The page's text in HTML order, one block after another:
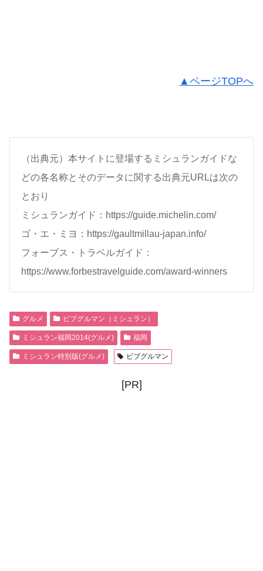
▲ページTOPへ
（出典元）本サイトに登場するミシュランガイドな
どの各名称とそのデータに関する出典元URLは次の
とおり
ミシュランガイド：https://guide.michelin.com/
ゴ・エ・ミヨ：https://gaultmillau-japan.info/
フォーブス・トラベルガイド：
https://www.forbestravelguide.com/award-winners
グルメ ビブグルマン（ミシュラン）
ミシュラン福岡2014(グルメ) 福岡
ミシュラン特別版(グルメ) ビブグルマン
[PR]